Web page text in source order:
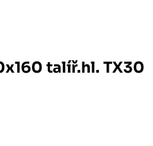
talíř.hl. TX30